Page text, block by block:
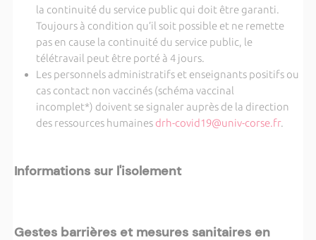
la continuité du service public qui doit être garanti.
Toujours à condition qu’il soit possible et ne remette
pas en cause la continuité du service public, le
télétravail peut être porté à 4 jours.
Les personnels administratifs et enseignants positifs ou
cas contact non vaccinés (schéma vaccinal
incomplet*) doivent se signaler auprès de la direction
des ressources humaines drh-covid19@univ-corse.fr.
Informations sur l'isolement
Gestes barrières et mesures sanitaires en